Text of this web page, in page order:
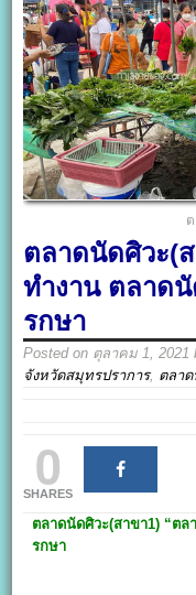
ตลาดนัดศิวะ(
ทำงาน ตลาด
รกษา
Posted on ตุลาคม 1, 2021
จังหวัดสมุทรปราการ, ตลา
0
SHARES
ตลาดนัดศิวะ(สาขา1) “ตล
รกษา